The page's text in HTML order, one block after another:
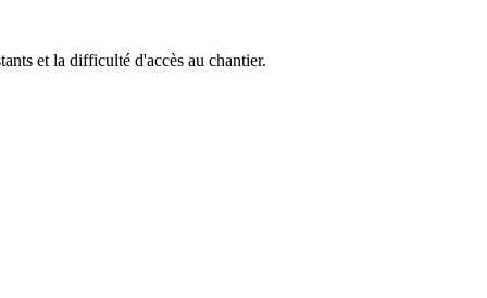
et la difficulté d'accès au chantier.